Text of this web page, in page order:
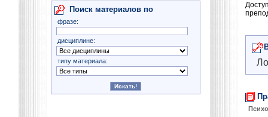
Поиск материалов по
фразе:
дисциплине:
типу материала: